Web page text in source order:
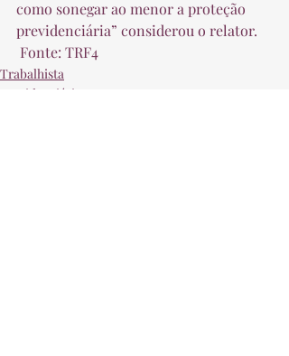
como sonegar ao menor a proteção
previdenciária” considerou o relator.
Fonte: TRF4
Trabalhista
Previdenciário